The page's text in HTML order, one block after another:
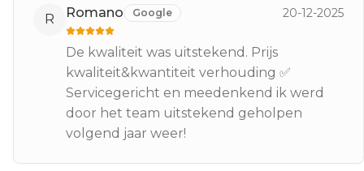
R Romano Google 20-12-2025
De kwaliteit was uitstekend. Prijs
kwaliteit&kwantiteit verhouding ✅️
Servicegericht en meedenkend ik werd
door het team uitstekend geholpen
volgend jaar weer!